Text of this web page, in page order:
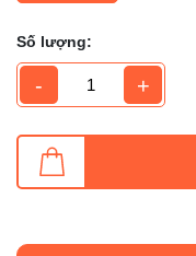
Số lượng:
- +